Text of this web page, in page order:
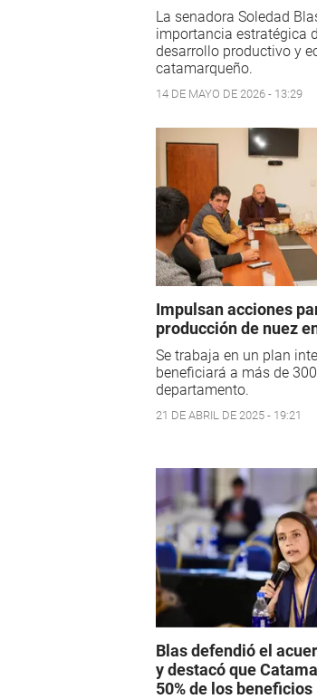
La senadora Soledad
importancia estratégica
desarrollo productivo y
catamarqueño.
14 DE MAYO DE 2026 - 13:29
Impulsan acciones
producción de nuez
Se trabaja en un plan
beneficiará a más de
departamento.
21 DE ABRIL DE 2025 - 19:21
Blas defendió el
y destacó que
50% de los beneficios